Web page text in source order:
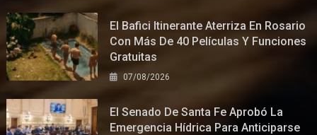
El Bafici Itinerante Aterriza En Rosario
Con Más De 40 Películas Y Funciones
Gratuitas
07/08/2026
El Senado De Santa Fe Aprobó La
Emergencia Hídrica Para Anticiparse